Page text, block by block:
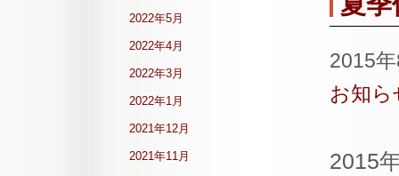
2015
お知ら
2015
2022年5月
2022年4月
2022年3月
2022年1月
2021年12月
2021年11月